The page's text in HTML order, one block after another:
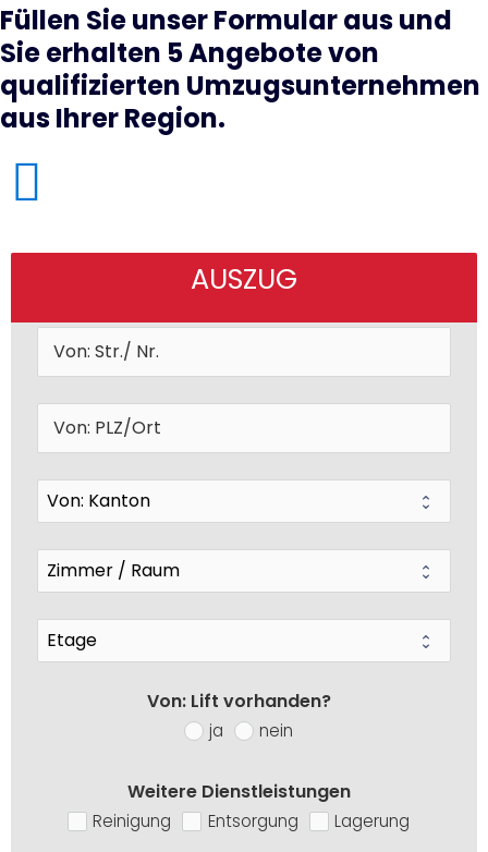
Füllen Sie unser Formular aus und
Sie erhalten 5 Angebote von
qualifizierten Umzugsunternehmen
aus Ihrer Region.
AUSZUG
Von: Lift vorhanden?
ja nein
Weitere Dienstleistungen
Reinigung Entsorgung Lagerung